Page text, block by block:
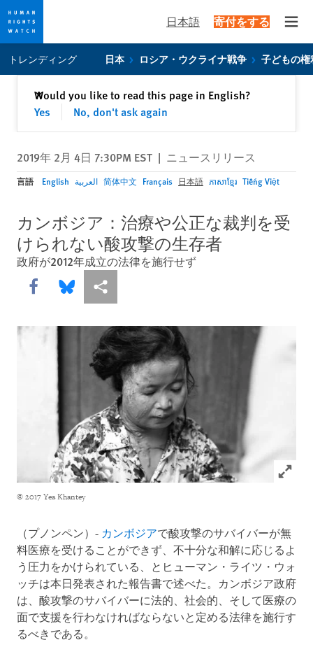
privacy
content
日本語 寄付をする
トレンディング 日本 ロシア・ウクライナ戦争 子どもの権
Would you like to read this page in English?
Yes
No, don't ask again
✕閉じる
2019年 2月 4日 7:30PM EST | ニュースリリース
言語 English العربية 简体中文 Français 日本語 ភាសាខ្មែរ Tiếng Việt
カンボジア：治療や公正な裁判を受
けられない酸攻撃の生存者
政府が2012年成立の法律を施行せず
Share this via Facebook
Share this via Bluesky
More sharing options
Click
© 2017 Yea Khantey
（プノンペン）- カンボジアで酸攻撃のサバイバーが無
料医療を受けることができず、不十分な和解に応じるよ
う圧力をかけられている、とヒューマン・ライツ・ウォ
ッチは本日発表された報告書で述べた。カンボジア政府
は、酸攻撃のサバイバーに法的、社会的、そして医療の
面で支援を行わなければならないと定める法律を施行す
るべきである。